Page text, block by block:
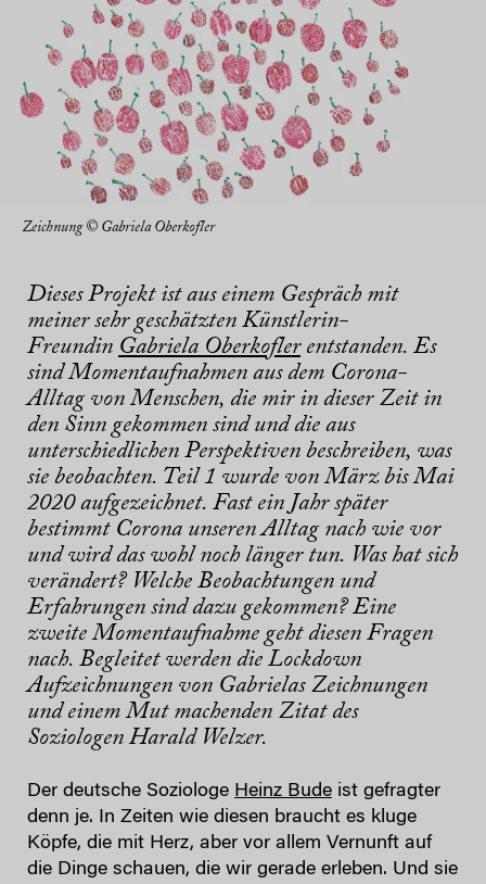
Zeichnung © Gabriela Oberkofler
Dieses Projekt ist aus einem Gespräch mit
meiner sehr geschätzten Künstlerin-
Freundin Gabriela Oberkoflerentstanden. Es
sind Momentaufnahmen aus dem Corona-
Alltag von Menschen, die mir in dieser Zeit in
den Sinn gekommen sind und die aus
unterschiedlichen Perspektiven beschreiben, was
sie beobachten. Teil 1 wurde von März bis Mai
2020 aufgezeichnet. Fast ein Jahr später
bestimmt Corona unseren Alltag nach wie vor
und wird das wohl noch länger tun. Was hat sich
verändert? Welche Beobachtungen und
Erfahrungen sind dazu gekommen? Eine
zweite Momentaufnahme geht diesen Fragen
nach. Begleitet werden die Lockdown
Aufzeichnungen von Gabrielas Zeichnungen
und einem Mut machenden Zitat des
Soziologen Harald Welzer.
Der deutsche Soziologe Heinz Bude ist gefragter
denn je. In Zeiten wie diesen braucht es kluge
Köpfe, die mit Herz, aber vor allem Vernunft auf
die Dinge schauen, die wir gerade erleben. Und sie